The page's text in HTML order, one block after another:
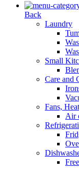
Back
Laundry
Small
Care and
Fans,
Air